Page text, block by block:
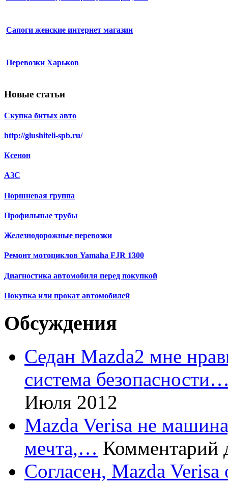
Сапоги женские интернет магазин
Перевозки Харьков
Новые статьи
Скупка битых авто
http://glushiteli-spb.ru/
Ксенон
АЗС
Поршневая группа
Профильные трубы
Железнодорожные перевозки
Ремонт мотоциклов Yamaha FJR 1300
Диагностика автомобиля перед покупкой
Покупка или прокат автомобилей
Обсуждения
Седан Mazda2 мне
система
Июля 2012
Mazda Verisa не
мечта,… Комментарий
Согласен, Mazda